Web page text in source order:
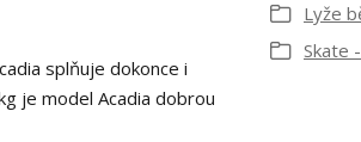
splňuje dokonce i
je model Acadia dobrou
Lyže
Skate